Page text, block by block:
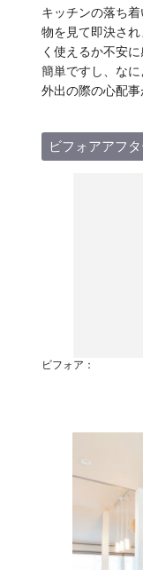
キッチンの落ち
物を見て即決さ
く使えるか不安
簡単ですし、なに
外出の際の心配事
ビフォアアフ
ビフォア：